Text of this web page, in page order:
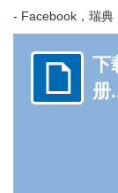
- Facebook，瑞典
下
册